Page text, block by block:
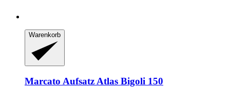
Warenkorb
Marcato Aufsatz Atlas Bigoli 150